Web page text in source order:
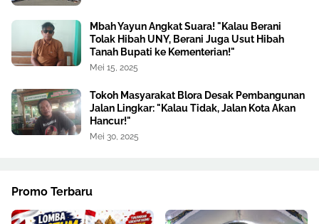
Mbah Yayun Angkat Suara! "Kalau Berani
Tolak Hibah UNY, Berani Juga Usut Hibah
Tanah Bupati ke Kementerian!"
Mei 15, 2025
Tokoh Masyarakat Blora Desak Pembangunan
Jalan Lingkar: "Kalau Tidak, Jalan Kota Akan
Hancur!"
Mei 30, 2025
Promo Terbaru